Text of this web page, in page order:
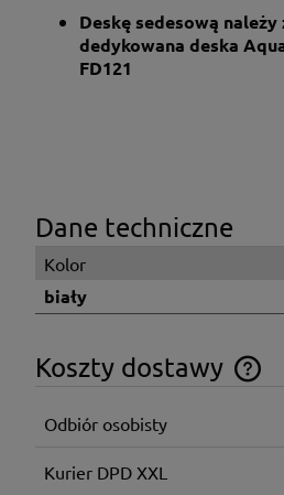
Deskę sedesową
dedykowana deska
FD121
Dane techniczne
Kolor
biały
Koszty dostawy
Cena nie zawiera ewentualnych
Odbiór osobisty
Kurier DPD XXL